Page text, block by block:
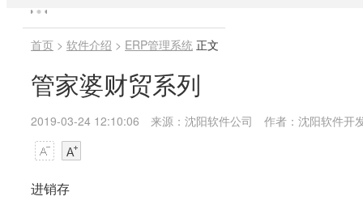
首页 > 软件介绍 > ERP管理系统 正文
管家婆财贸系列
2019-03-24 12:10:06 来源：沈阳软件公司 作者：沈阳软件开
进销存